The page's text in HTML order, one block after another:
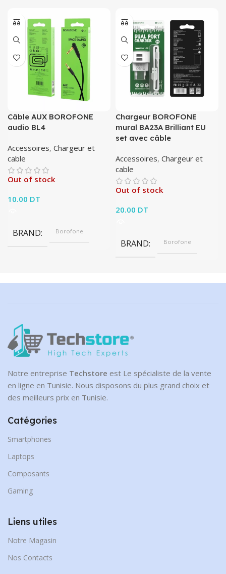
Câble AUX BOROFONE
audio BL4
Accessoires, Chargeur et
cable
Out of stock
10.00 DT
BRAND Borofone
Chargeur BOROFONE
mural BA23A Brilliant EU
set avec câble
Accessoires, Chargeur et
cable
Out of stock
20.00 DT
BRAND Borofone
Notre entreprise Techstore est Le spécialiste de la vente
en ligne en Tunisie. Nous disposons du plus grand choix et
des meilleurs prix en Tunisie.
Catégories
Smartphones
Laptops
Composants
Gaming
Liens utiles
Notre Magasin
Nos Contacts